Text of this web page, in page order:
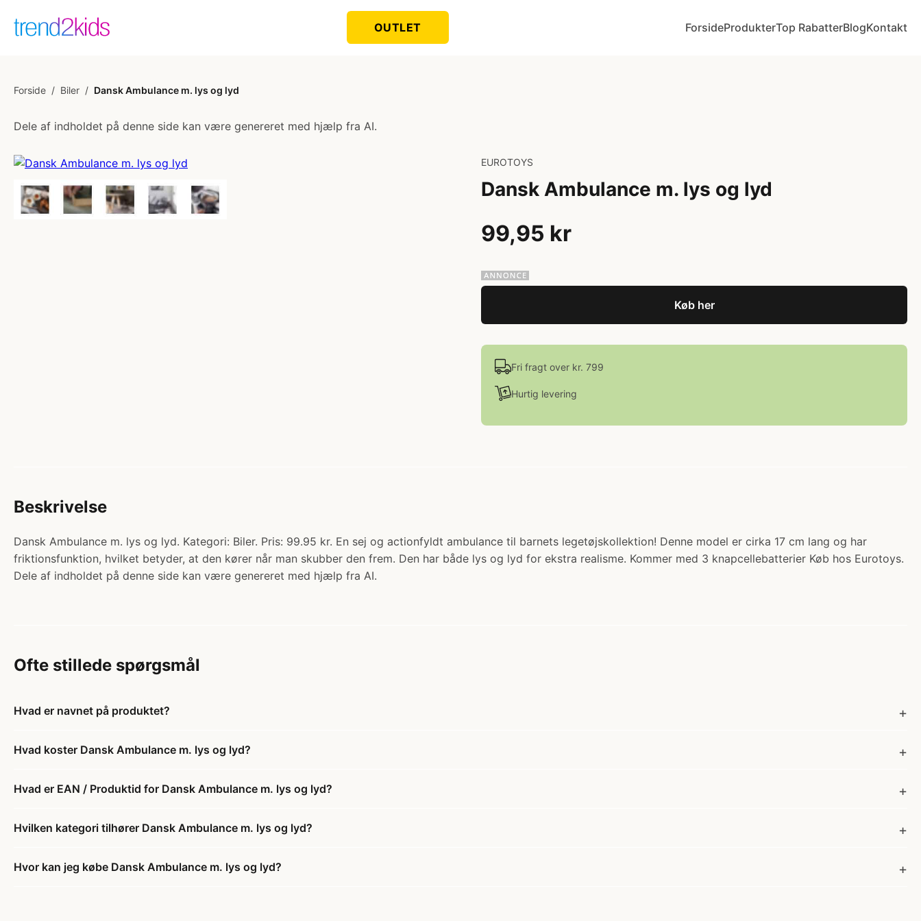
OUTLET ForsideProdukterTop RabatterBlogKontakt
Forside / Biler / Dansk Ambulance m. lys og lyd
Dele af indholdet på denne side kan være genereret med hjælp fra AI.
EUROTOYS
Dansk Ambulance m. lys og lyd
99,95 kr
Køb her
Fri fragt over kr. 799
Hurtig levering
Beskrivelse
Dansk Ambulance m. lys og lyd. Kategori: Biler. Pris: 99.95 kr. En sej og actionfyldt ambulance til barnets legetøjskollektion! Denne model er cirka 17 cm lang og har
friktionsfunktion, hvilket betyder, at den kører når man skubber den frem. Den har både lys og lyd for ekstra realisme. Kommer med 3 knapcellebatterier Køb hos Eurotoys.
Dele af indholdet på denne side kan være genereret med hjælp fra AI.
Ofte stillede spørgsmål
Hvad er navnet på produktet?
Hvad koster Dansk Ambulance m. lys og lyd?
Hvad er EAN / Produktid for Dansk Ambulance m. lys og lyd?
Hvilken kategori tilhører Dansk Ambulance m. lys og lyd?
Hvor kan jeg købe Dansk Ambulance m. lys og lyd?